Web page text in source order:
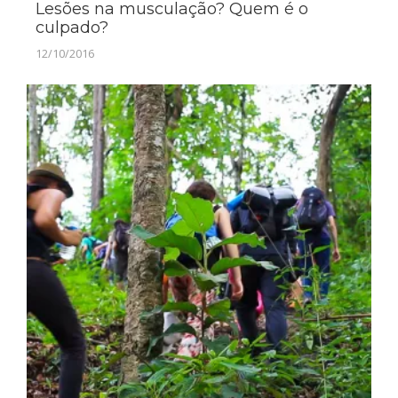
Lesões na musculação? Quem é o
culpado?
12/10/2016